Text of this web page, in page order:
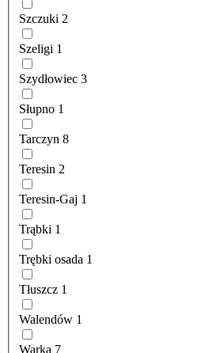
Szczuki 2
Szeligi 1
Szydłowiec 3
Słupno 1
Tarczyn 8
Teresin 2
Teresin-Gaj 1
Trąbki 1
Trębki osada 1
Tłuszcz 1
Walendów 1
Warka 7